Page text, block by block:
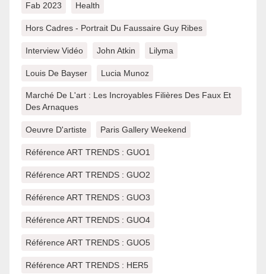
Fab 2023 Health
Hors Cadres - Portrait Du Faussaire Guy Ribes
Interview Vidéo John Atkin Lilyma
Louis De Bayser Lucia Munoz
Marché De L'art : Les Incroyables Filières Des Faux Et
Des Arnaques
Oeuvre D'artiste Paris Gallery Weekend
Référence ART TRENDS : GUO1
Référence ART TRENDS : GUO2
Référence ART TRENDS : GUO3
Référence ART TRENDS : GUO4
Référence ART TRENDS : GUO5
Référence ART TRENDS : HER5